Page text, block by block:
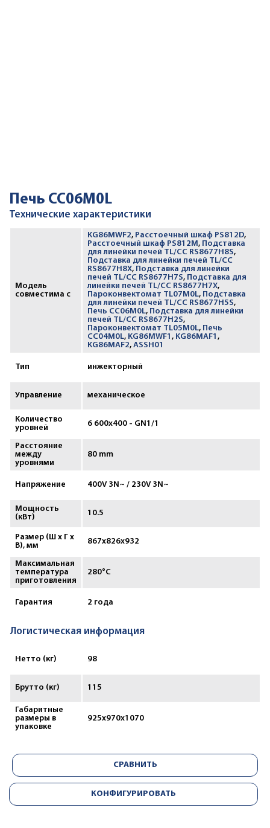
Печь CC06M0L
Технические характеристики
Модель
совместима с
KG86MWF2, Расстоечный шкаф PS812D,
Расстоечный шкаф PS812M, Подставка
для линейки печей TL/CC RS8677H8S,
Подставка для линейки печей TL/CC
RS8677H8X, Подставка для линейки
печей TL/CC RS8677H7S, Подставка для
линейки печей TL/CC RS8677H7X,
Пароконвектомат TL07M0L, Подставка
для линейки печей TL/CC RS8677H5S,
Печь CC06M0L, Подставка для линейки
печей TL/CC RS8677H2S,
Пароконвектомат TL05M0L, Печь
CC04M0L, KG86MWF1 , KG86MAF1 ,
KG86MAF2, ASSH01
Тип инжекторный
Управление механическое
Количество
уровней
6 600х400 - GN1/1
Расстояние
между
уровнями
80 mm
Напряжение 400V 3N~ / 230V 3N~
Мощность
(кВт)
10.5
Размер (Ш х Г х
В), мм
867х826х932
Максимальная
температура
приготовления
280°С
Гарантия 2 года
Логистическая информация
Нетто (кг) 98
Брутто (кг) 115
Габаритные
размеры в
упаковке
925x970x1070
СРАВНИТЬ
КОНФИГУРИРОВАТЬ